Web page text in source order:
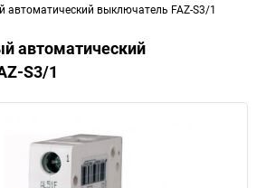
автоматический выключатель FAZ-S3/1
автоматический
S3/1